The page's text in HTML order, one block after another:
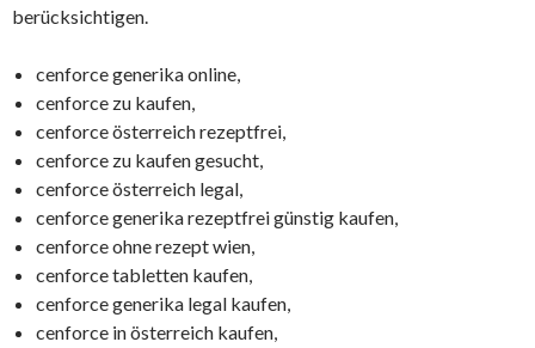
berücksichtigen.
cenforce generika online,
cenforce zu kaufen,
cenforce österreich rezeptfrei,
cenforce zu kaufen gesucht,
cenforce österreich legal,
cenforce generika rezeptfrei günstig kaufen,
cenforce ohne rezept wien,
cenforce tabletten kaufen,
cenforce generika legal kaufen,
cenforce in österreich kaufen,